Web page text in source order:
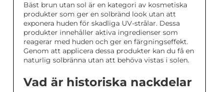
Bäst brun utan sol är en kategori av kosmetiska
produkter som ger en solbränd look utan att
exponera huden för skadliga UV-strålar. Dessa
produkter innehåller aktiva ingredienser som
reagerar med huden och ger en färgningseffekt.
Genom att applicera dessa produkter kan du få en
naturlig solbränna utan att behöva vistas i solen.
Vad är historiska nackdelar